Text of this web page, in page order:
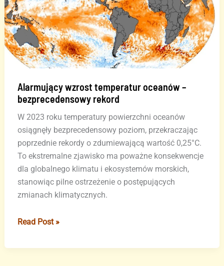
Alarmujący wzrost temperatur oceanów –
bezprecedensowy rekord
W 2023 roku temperatury powierzchni oceanów
osiągnęły bezprecedensowy poziom, przekraczając
poprzednie rekordy o zdumiewającą wartość 0,25°C.
To ekstremalne zjawisko ma poważne konsekwencje
dla globalnego klimatu i ekosystemów morskich,
stanowiąc pilne ostrzeżenie o postępujących
zmianach klimatycznych.
Alarmujący
temperatur
Read Post »